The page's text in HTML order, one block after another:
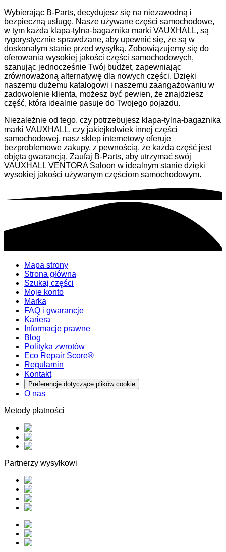
Wybierając B-Parts, decydujesz się na niezawodną i
bezpieczną usługę. Nasze używane części samochodowe,
w tym każda klapa-tylna-bagaznika marki VAUXHALL, są
rygorystycznie sprawdzane, aby upewnić się, że są w
doskonałym stanie przed wysyłką. Zobowiązujemy się do
oferowania wysokiej jakości części samochodowych,
szanując jednocześnie Twój budżet, zapewniając
zrównoważoną alternatywę dla nowych części. Dzięki
naszemu dużemu katalogowi i naszemu zaangażowaniu w
zadowolenie klienta, możesz być pewien, że znajdziesz
część, która idealnie pasuje do Twojego pojazdu.
Niezależnie od tego, czy potrzebujesz klapa-tylna-bagaznika
marki VAUXHALL, czy jakiejkolwiek innej części
samochodowej, nasz sklep internetowy oferuje
bezproblemowe zakupy, z pewnością, że każda część jest
objęta gwarancją. Zaufaj B-Parts, aby utrzymać swój
VAUXHALL VENTORA Saloon w idealnym stanie dzięki
wysokiej jakości używanym częściom samochodowym.
Mapa strony
Strona główna
Szukaj części
Moje konto
Marka
FAQ i gwarancje
Kariera
Informacje prawne
Blog
Polityka zwrotów
Eco Repair Score®
Regulamin
Kontakt
Preferencje dotyczące plików cookie
O nas
Metody płatności
Partnerzy wysyłkowi